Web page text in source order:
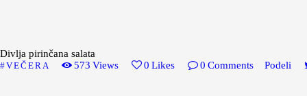
Divlja pirinčana salata
VEČERA 573 Views 0 Likes 0 Comments Podeli